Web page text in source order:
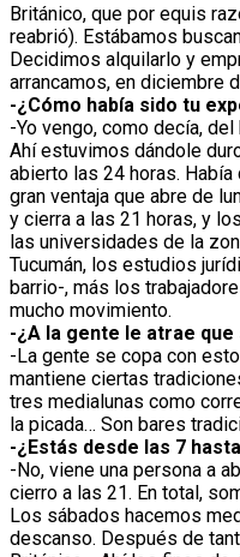
Británico, que por equis
reabrió). Estábamos
Decidimos alquilarlo y
arrancamos, en diciembre
-¿Cómo había sido tu
-Yo vengo, como decía,
Ahí estuvimos dándole
abierto las 24 horas.
gran ventaja que abre de
y cierra a las 21 horas, y
las universidades de la
Tucumán, los estudios
barrio-, más los
mucho movimiento.
-¿A la gente le atrae que
-La gente se copa con
mantiene ciertas
tres medialunas como
la picada… Son bares
-¿Estás desde las 7
-No, viene una persona a
cierro a las 21. En total,
Los sábados hacemos
descanso. Después de